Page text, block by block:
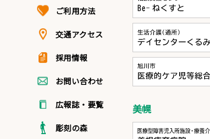
ご利用方法
交通アクセス
採用情報
お問い合わせ
広報誌・要覧
彫刻の森
美幌